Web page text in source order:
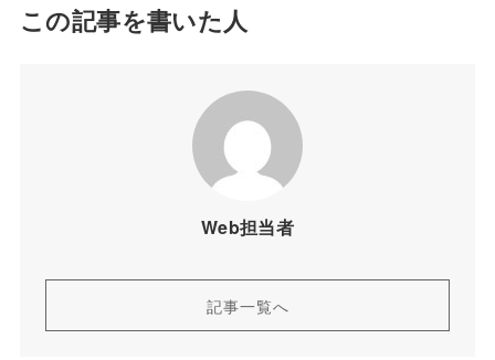
この記事を書いた人
Web担当者
記事一覧へ